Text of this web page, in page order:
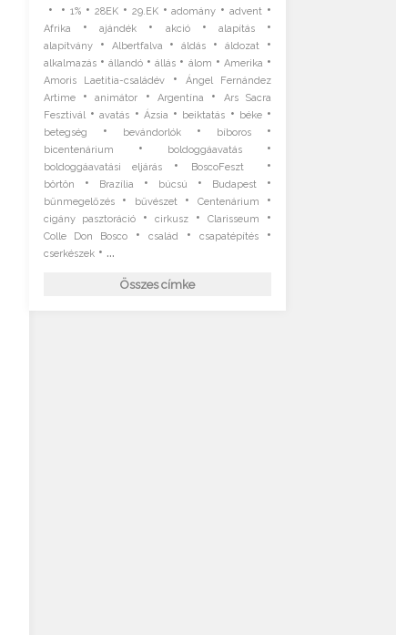
• •1% • 28EK • 29.EK•adomány •advent •
Afrika •ajándék • akció• alapítás•
alapítvány• Albertfalva •áldás •áldozat •
alkalmazás•állandó •állás • álom • Amerika •
Amoris Laetitia-családév•
Ángel Fernández
Artime•animátor •Argentína •
Ars Sacra
Fesztivál•avatás • Ázsia • beiktatás • béke•
betegség • bevándorlók• bíboros •
bicentenárium • boldoggáavatás•
boldoggáavatási eljárás • BoscoFeszt •
börtön • Brazília • búcsú • Budapest •
bűnmegelőzés• bűvészet• Centenárium •
cigány pasztoráció• cirkusz•Clarisseum •
Colle Don Bosco• család •csapatépítés •
cserkészek• ...
Összes címke